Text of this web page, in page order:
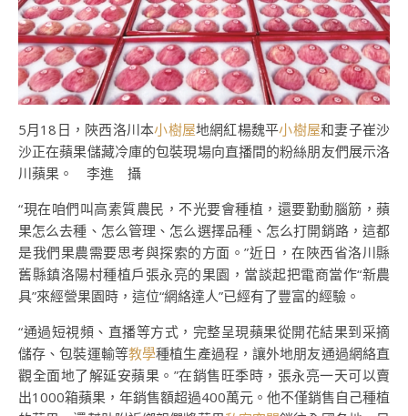
5月18日，陜西洛川本小樹屋地網紅楊魏平小樹屋和妻子崔沙
沙正在蘋果儲藏冷庫的包裝現場向直播間的粉絲朋友們展示洛
川蘋果。 李進 攝
“現在咱們叫高素質農民，不光要會種植，還要勤動腦筋，蘋
果怎么去種、怎么管理、怎么選擇品種、怎么打開銷路，這都
是我們果農需要思考與探索的方面。”近日，在陜西省洛川縣
舊縣鎮洛陽村種植戶張永亮的果園，當談起把電商當作“新農
具”來經營果園時，這位“網絡達人”已經有了豐富的經驗。
“通過短視頻、直播等方式，完整呈現蘋果從開花結果到采摘
儲存、包裝運輸等教學種植生產過程，讓外地朋友通過網絡直
觀全面地了解延安蘋果。”在銷售旺季時，張永亮一天可以賣
出1000箱蘋果，年銷售額超過400萬元。他不僅銷售自己種植